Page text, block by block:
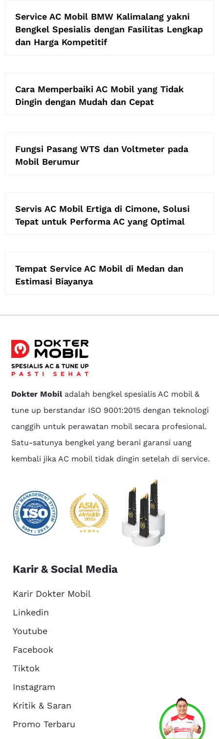
About Us
Service AC Mobil BMW Kalimalang yakni
Bengkel Spesialis dengan Fasilitas Lengkap
dan Harga Kompetitif
Cara Memperbaiki AC Mobil yang Tidak
Dingin dengan Mudah dan Cepat
Fungsi Pasang WTS dan Voltmeter pada
Mobil Berumur
Servis AC Mobil Ertiga di Cimone, Solusi
Tepat untuk Performa AC yang Optimal
Tempat Service AC Mobil di Medan dan
Estimasi Biayanya
Dokter Mobiladalah bengkel spesialis AC mobil &
tune up berstandar ISO 9001:2015 dengan teknologi
canggih untuk perawatan mobil secara profesional.
Satu-satunya bengkel yang berani garansi uang
kembali jika AC mobil tidak dingin setelah di service.
Karir & Social Media
Karir Dokter Mobil
Linkedin
Youtube
Facebook
Tiktok
Instagram
Kritik & Saran
Promo Terbaru